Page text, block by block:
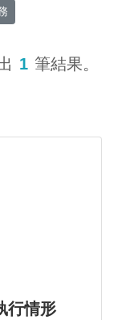
1 筆結果。
行情形